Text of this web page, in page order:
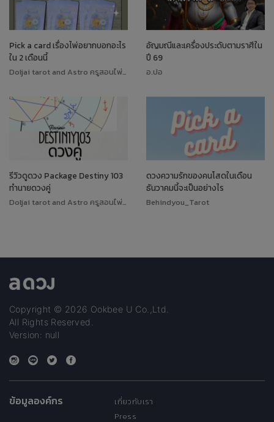
Pick a card เรื่องไพ่อยากบอกอะไร
ใน 2 เดือนนี้
Doljai tarot and Astro ครูสอนไพ่ทาโรต์
อัญมณีและเครื่องประดับตามราศีใน
ปี 69
อ.ปอ
รีวิวดูดวง Package Destiny 103
ทำนายดวงคู่
Doljai tarot and Astro ครูสอนไพ่ทาโรต์
ดวงความรักของคนโสดในเดือน
ธันวาคมนี้จะเป็นอย่างไร
Behindyou_Tarot
Copyright © 2026 Ookbee U Co.,Ltd.
All Rights Reserved.
Version: null
ข้อมูลองค์กร
เกี่ยวกับเรา
Press